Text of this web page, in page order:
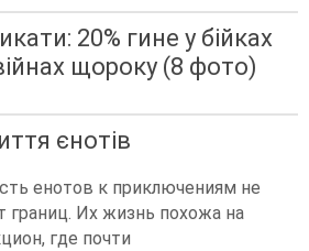
20% гине у бійках
щороку (8 фото)
єнотів
енотов к приключениям не
границ. Их жизнь похожа на
где почти